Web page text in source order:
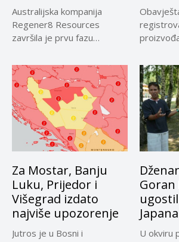
Australijska kompanija
Regener8 Resources
završila je prvu fazu
projektu...
su...
Za Mostar, Banju
Luku, Prijedor i
Višegrad izdato
najviše upozorenje
Jutros je u Bosni i
Goran
U okviru